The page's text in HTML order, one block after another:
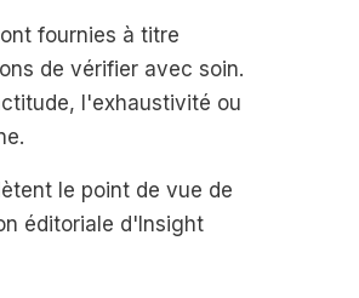
fournies à titre
de vérifier avec soin.
l'exhaustivité ou
le point de vue de
éditoriale d'Insight